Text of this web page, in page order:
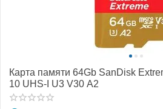
Карта памяти 64Gb SanDisk
10 UHS-I U3 V30 A2